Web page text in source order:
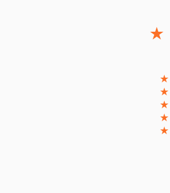
★
(*)
★
(*)
★
(*)
★
(*)
★
(*)
★